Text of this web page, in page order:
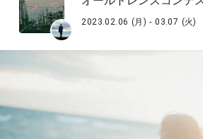
2023.02.06 (月) - 03.07 (火)